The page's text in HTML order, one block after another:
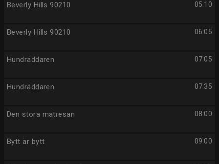
05:10
Beverly Hills 90210
06:05
Beverly Hills 90210
07:05
Hundräddaren
07:35
Hundräddaren
08:00
Den stora matresan
09:00
Bytt är bytt